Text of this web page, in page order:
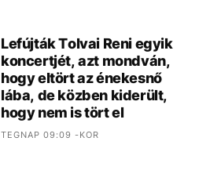
Lefújták Tolvai Reni egyik
koncertjét, azt mondván,
hogy eltört az énekesnő
lába, de közben kiderült,
hogy nem is tört el
TEGNAP 09:09 -KOR